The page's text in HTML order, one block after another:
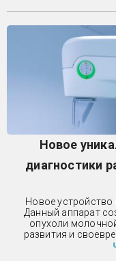
Новое
диагностики
Новое
Данный аппарат
опухоли
развития и